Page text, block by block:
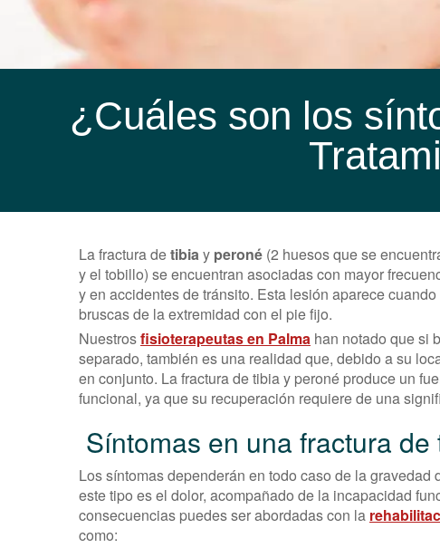
¿Cuáles son los
La fractura detibiay peroné (2 huesos que se
y el tobillo) se encuentran asociadas con mayor
y en accidentes de tránsito. Esta lesión aparece
bruscas de la extremidad con el pie fijo.
Nuestrosfisioterapeutas en Palma han notado que si
separado, también es una realidad que, debido a su
en conjunto. La fractura de tibia y peroné produce un
funcional, ya que su recuperación requiere de una
Síntomas en una fractura
Los síntomas dependerán en todo caso de la
este tipo es el dolor, acompañado de la incapacidad
consecuencias puedes ser abordadas con la
como: